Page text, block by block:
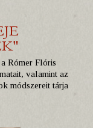
Rómer Flóris
valamint az
módszereit tárja